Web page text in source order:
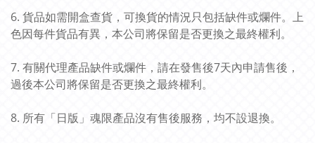
6. 貨品如需開盒查貨，可換貨的情況只包括缺件或爛件。上
色因每件貨品有異，本公司將保留是否更換之最終權利。
7. 有關代理產品缺件或爛件，請在發售後7天內申請售後，
過後本公司將保留是否更換之最終權利。
8. 所有「日版」魂限產品沒有售後服務，均不設退換。